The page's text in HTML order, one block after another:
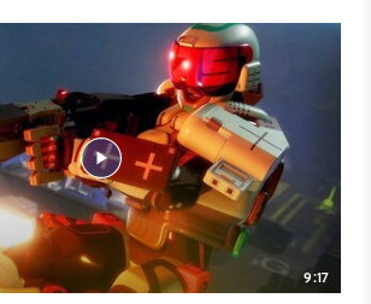
John Carpenter's Toxic Commando
Woche lang exklusiv bei GameStar Plus
ihr es auch auf Youtube und bei
und als frei verfügbaren Podcast
samt Podcast-Version und früheren
des GameStar Podcasts - GameStar
- GameStar Podcast bei Spotify -
Podcast Addict
9:17